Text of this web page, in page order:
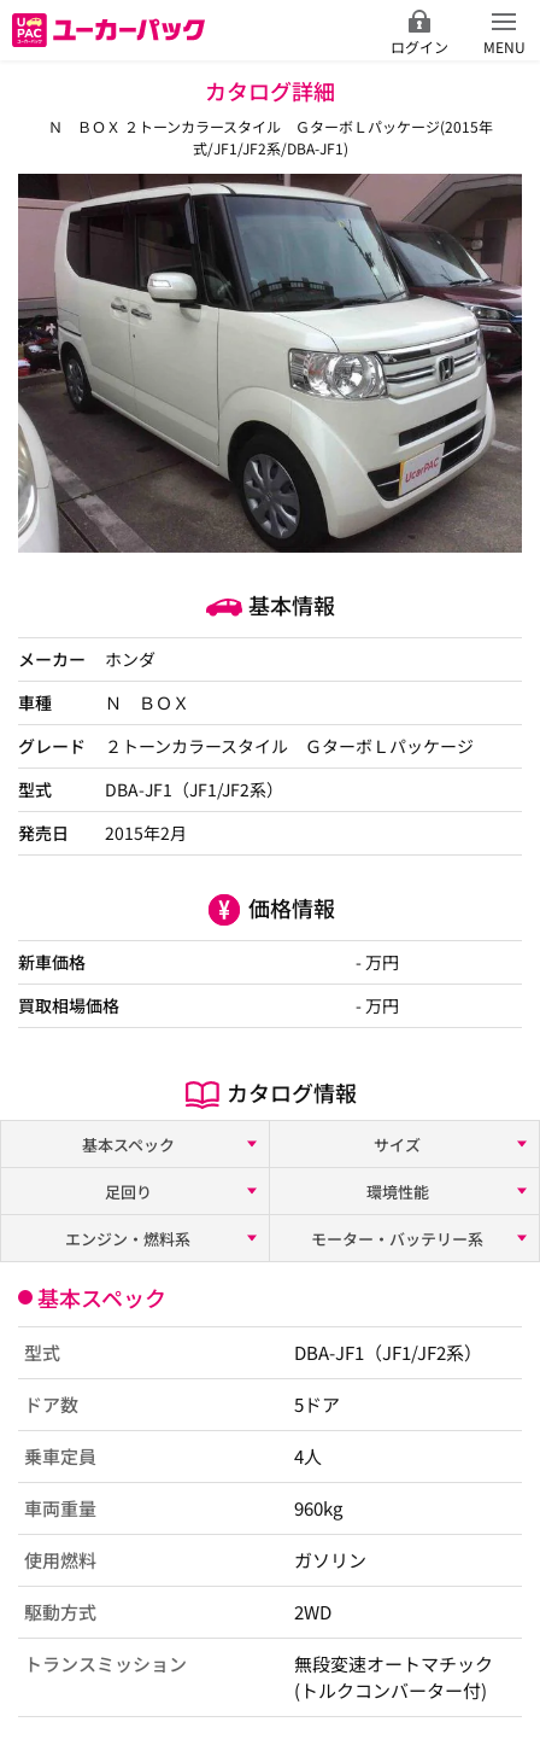
ログイン MENU
カタログ詳細
Ｎ ＢＯＸ ２トーンカラースタイル ＧターボＬパッケージ(2015年
式/JF1/JF2系/DBA-JF1)
基本情報
メーカー
ホンダ
車種
Ｎ ＢＯＸ
グレード
２トーンカラースタイル ＧターボＬパッケージ
型式
DBA-JF1（JF1/JF2系）
発売日
2015年2月
価格情報
新車価格
- 万円
買取相場価格
- 万円
カタログ情報
基本スペック
サイズ
足回り
環境性能
エンジン・燃料系
モーター・バッテリー系
基本スペック
型式 DBA-JF1（JF1/JF2系）
ドア数 5ドア
乗車定員 4人
車両重量 960kg
使用燃料 ガソリン
駆動方式 2WD
トランスミッション
無段変速オートマチック
(トルクコンバーター付)